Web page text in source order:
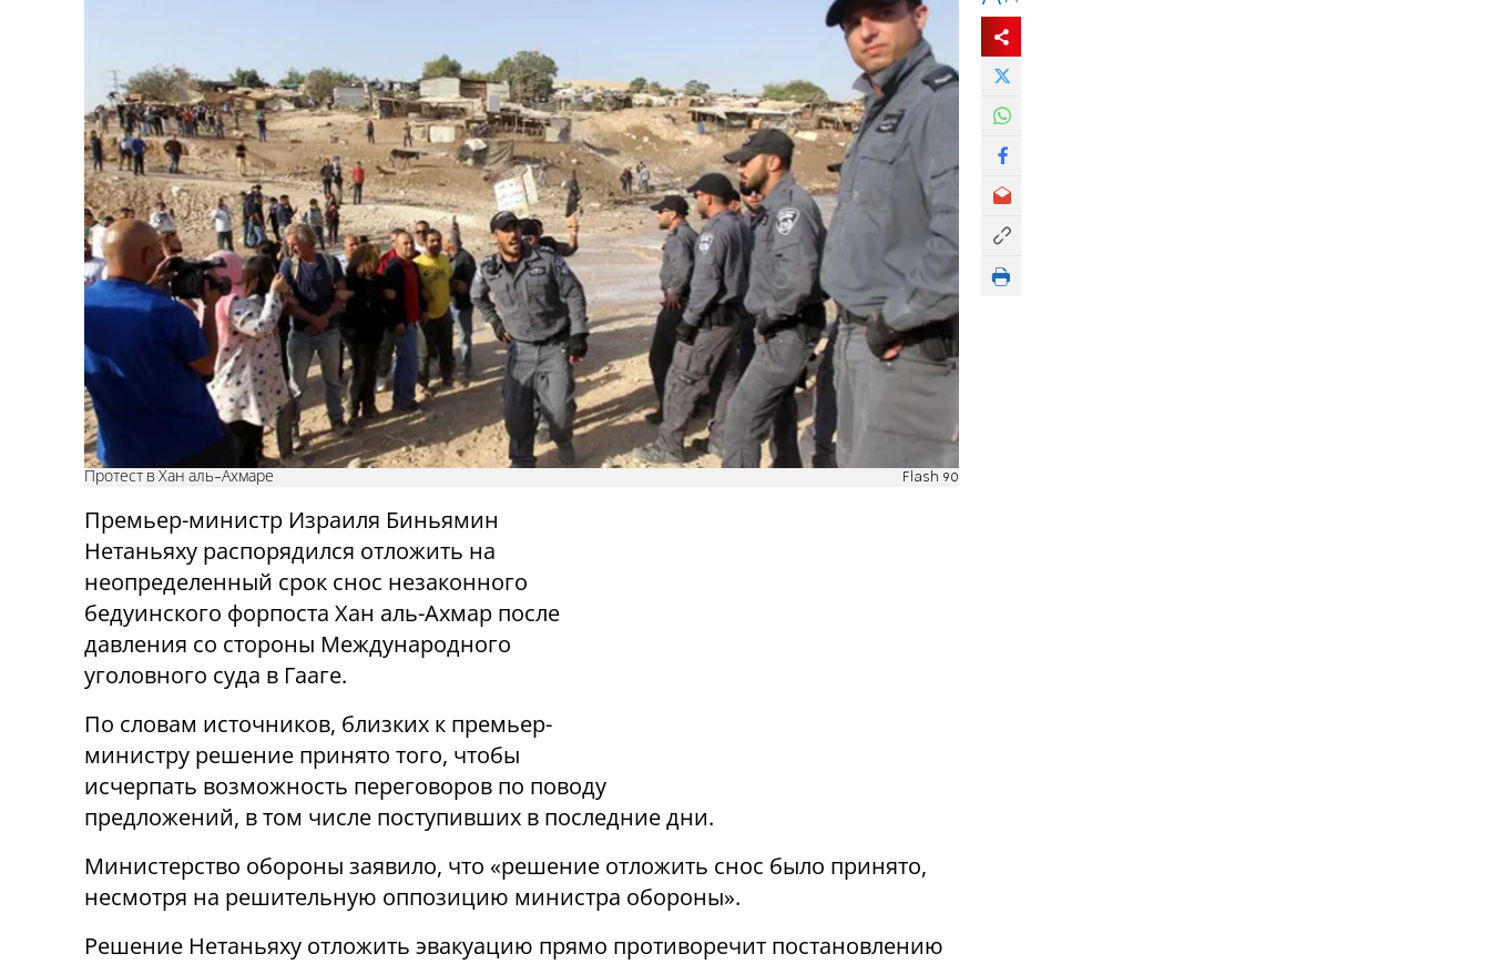
Протест в Хан аль-Ахмаре Flash 90
Премьер-министр Израиля Биньямин
Нетаньяху распорядился отложить на
неопределенный срок снос незаконного
бедуинского форпоста Хан аль-Ахмар после
давления со стороны Международного
уголовного суда в Гааге.
По словам источников, близких к премьер-
министру решение принято того, чтобы
исчерпать возможность переговоров по поводу
предложений, в том числе поступивших в последние дни.
Министерство обороны заявило, что «решение отложить снос было принято,
несмотря на решительную оппозицию министра обороны».
Решение Нетаньяху отложить эвакуацию прямо противоречит постановлению